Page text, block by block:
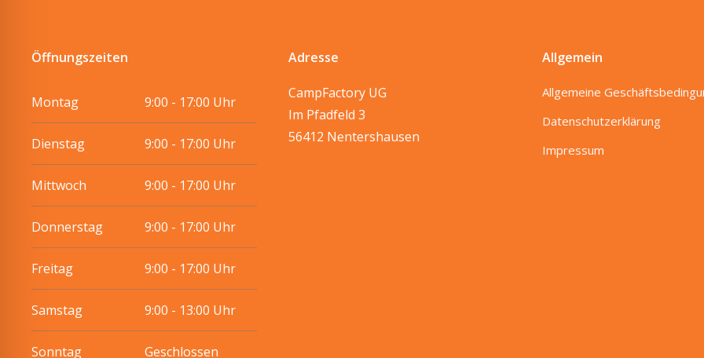
Öffnungszeiten
Montag 9:00 - 17:00 Uhr
Dienstag 9:00 - 17:00 Uhr
Mittwoch 9:00 - 17:00 Uhr
Donnerstag 9:00 - 17:00 Uhr
Freitag 9:00 - 17:00 Uhr
Samstag 9:00 - 13:00 Uhr
Sonntag Geschlossen
Adresse
CampFactory UG
Im Pfadfeld 3
56412 Nentershausen
Allgemein
Allgemeine
Datenschutzerklärung
Impressum